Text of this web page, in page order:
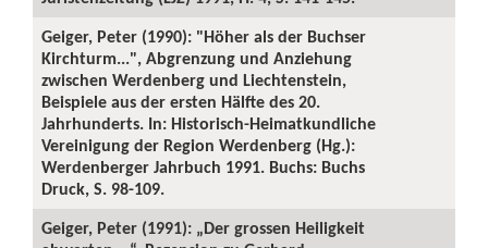
Geiger, Peter (1990): "Höher als der Buchser
Kirchturm...", Abgrenzung und Anziehung
zwischen Werdenberg und Liechtenstein,
Beispiele aus der ersten Hälfte des 20.
Jahrhunderts. In: Historisch-Heimatkundliche
Vereinigung der Region Werdenberg (Hg.):
Werdenberger Jahrbuch 1991. Buchs: Buchs
Druck, S. 98-109.
Geiger, Peter (1991): „Der grossen Heiligkeit